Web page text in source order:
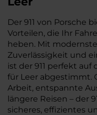
Der 911 von Porsche
Vorteilen, die Ihr
heben. Mit
Zuverlässigkeit und
ist der 911 perfekt auf
für Leer abgestimmt.
Arbeit, entspannte
längere Reisen – der
sicheres, effizientes